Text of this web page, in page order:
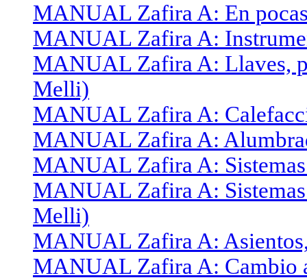
MANUAL Zafira A: En
MANUAL Zafira A:
MANUAL Zafira A: Llaves,
Melli)
MANUAL Zafira A:
MANUAL Zafira A:
MANUAL Zafira A:
MANUAL Zafira A:
Melli)
MANUAL Zafira A:
MANUAL Zafira A: Cambio